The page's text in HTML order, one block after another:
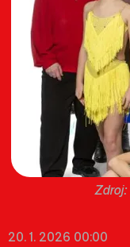
20. 1. 2026 00:00